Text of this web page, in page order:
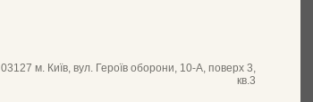
03127 м. Київ, вул. Героїв оборони, 10-А, поверх 3,
кв.3